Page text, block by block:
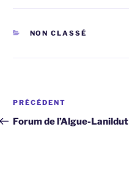
CATÉGORIES
NON CLASSÉ
Navigation
de
Article
précédent
PRÉCÉDENT
Forum de l’Algue-Lanildut